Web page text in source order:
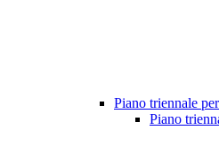
Piano triennale
Piano